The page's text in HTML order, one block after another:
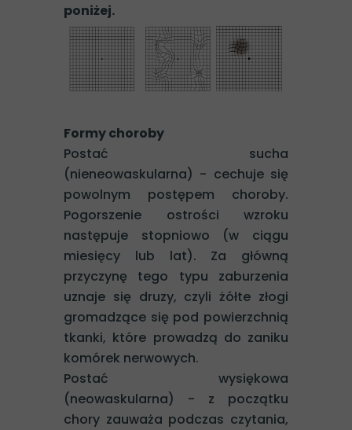
poniżej.
Formy choroby
Postać sucha
(nieneowaskularna) - cechuje się
powolnym postępem choroby.
Pogorszenie ostrości wzroku
następuje stopniowo (w ciągu
miesięcy lub lat). Za główną
przyczynę tego typu zaburzenia
uznaje się druzy, czyli żółte złogi
gromadzące się pod powierzchnią
tkanki, które prowadzą do zaniku
komórek nerwowych.
Postać wysiękowa
(neowaskularna) - z początku
chory zauważa podczas czytania,